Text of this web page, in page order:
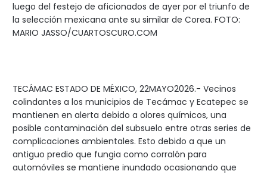
luego del festejo de aficionados de ayer por el triunfo de
la selección mexicana ante su similar de Corea. FOTO:
MARIO JASSO/CUARTOSCURO.COM
TECÁMAC ESTADO DE MÉXICO, 22MAYO2026.- Vecinos
colindantes a los municipios de Tecámac y Ecatepec se
mantienen en alerta debido a olores químicos, una
posible contaminación del subsuelo entre otras series de
complicaciones ambientales. Esto debido a que un
antiguo predio que fungia como corralón para
automóviles se mantiene inundado ocasionando que